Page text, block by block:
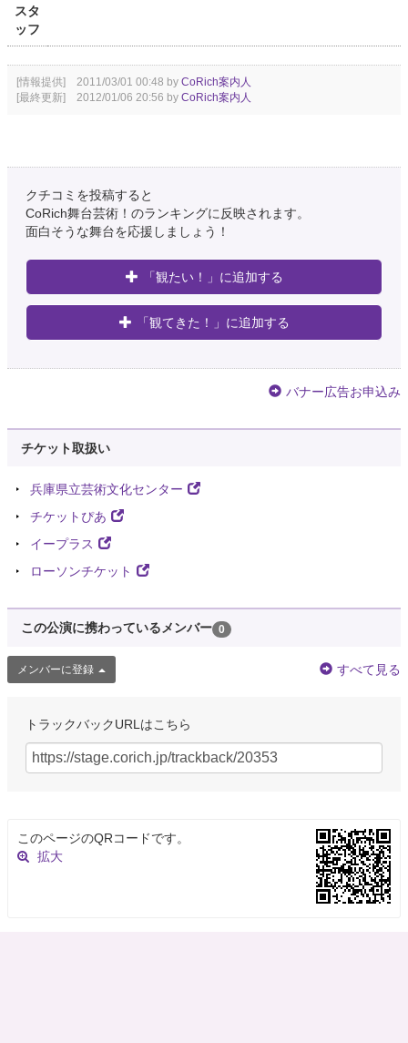
スタ
ッフ
[情報提供] 2011/03/01 00:48 by CoRich案内人
[最終更新] 2012/01/06 20:56 by CoRich案内人
クチコミを投稿すると
CoRich舞台芸術！のランキングに反映されます。
面白そうな舞台を応援しましょう！
「観たい！」に追加する
「観てきた！」に追加する
バナー広告お申込み
チケット取扱い
兵庫県立芸術文化センター
チケットぴあ
イープラス
ローソンチケット
この公演に携わっているメンバー 0
メンバーに登録 すべて見る
トラックバックURLはこちら
このページのQRコードです。
拡大